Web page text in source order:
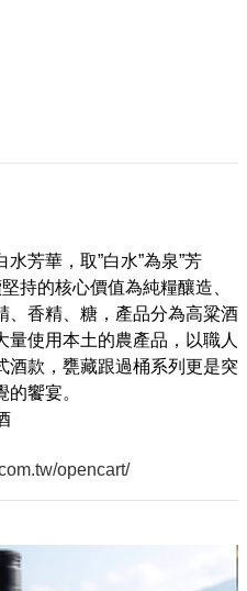
芳華，取”白水”為泉”芳
持的核心價值為純糧釀造、
、香精、糖，產品分為高粱酒
使用本土的農產品，以職人
酒款，甕藏跟過桶系列更是突
opencart/